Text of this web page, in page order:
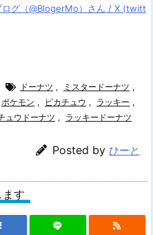
ログ（@BlogerMo）さん / X (twitt
ドーナツ , ミスタードーナツ ,
ポケモン , ピカチュウ , ラッキー ,
ュウドーナツ , ラッキードーナツ
Posted by ひーと
す